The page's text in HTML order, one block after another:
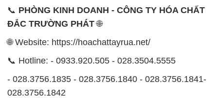
📞 PHÒNG KINH DOANH - CÔNG TY HÓA CHẤT
ĐẮC TRƯỜNG PHÁT🌐
🌐 Website: https://hoachattayrua.net/
📞 Hotline: - 0933.920.505 - 028.3504.5555
- 028.3756.1835 - 028.3756.1840 - 028.3756.1841-
028.3756.1842